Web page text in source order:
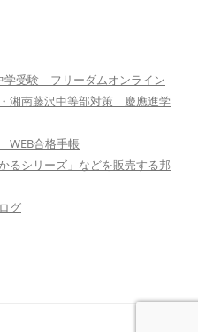
学受験 フリーダムオンライン
湘南藤沢中等部対策 慶應進学
WEB合格手帳
るシリーズ」などを販売する邦
グ